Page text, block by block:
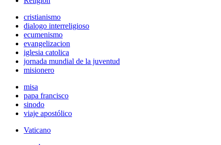
cristianismo
dialogo interreligioso
ecumenismo
evangelizacion
iglesia catolica
jornada mundial de la juventud
misionero
misa
papa francisco
sinodo
viaje apostólico
Vaticano